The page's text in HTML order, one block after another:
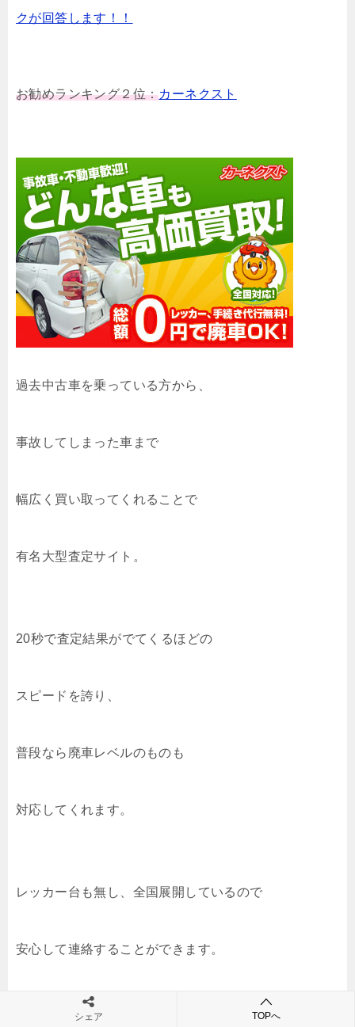
クが回答します！！
お勧めランキング２位：カーネクスト
過去中古車を乗っている方から、
事故してしまった車まで
幅広く買い取ってくれることで
有名大型査定サイト。
20秒で査定結果がでてくるほどの
スピードを誇り、
普段なら廃車レベルのものも
対応してくれます。
レッカー台も無し、全国展開しているので
安心して連絡することができます。
廃車が高く売れる？／カーネクスト
シェア TOPへ